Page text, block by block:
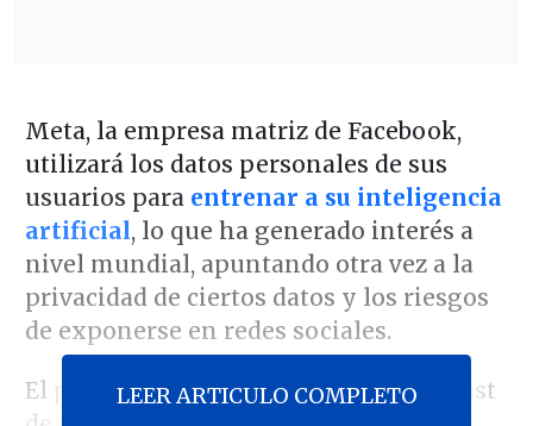
Meta, la empresa matriz de Facebook,
utilizará los datos personales de sus
usuarios para entrenar a su inteligencia
artificial, lo que ha generado interés a
nivel mundial, apuntando otra vez a la
privacidad de ciertos datos y los riesgos
de exponerse en redes sociales.
El periodista Rafael Pardo, en su podcast
LEER ARTICULO COMPLETO